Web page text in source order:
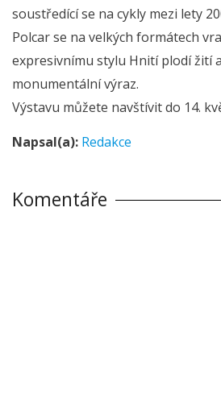
soustředící se na cykly mezi lety
Polcar se na velkých formátech
expresivnímu stylu Hnití plodí žití
monumentální výraz.
Výstavu můžete navštívit do 14.
Napsal(a): Redakce
Komentáře